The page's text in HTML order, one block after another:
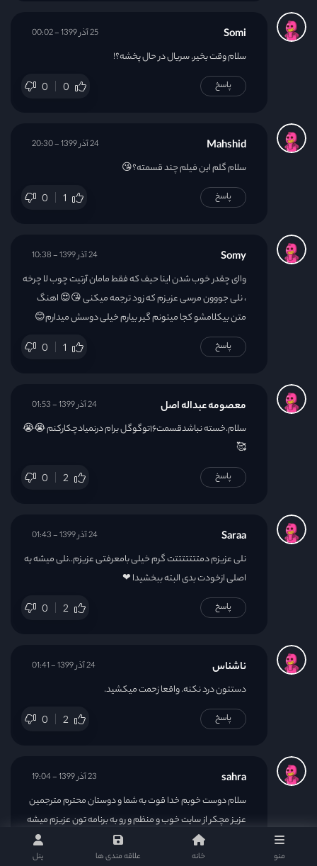
Somi
سلام وقت بخیر. سریال در حال پخشه؟!
0 0
25 آذر 1399 - 00:02
پاسخ
Mahshid
سلام گلم این فیلم چند قسمته؟😘
0 1
24 آذر 1399 - 20:30
پاسخ
Somy
واای چقدر خوب شدن اینا حیف که فقط مامان آرتیت چوب لا چرخه
، نلی جووون مرسی عزیزم که زود ترجمه میکنی 😘😍 اهنگ
متن بیکلامشو کجا میتونم گیر بیارم خیلی دوسش میدارم😊
0 1
24 آذر 1399 - 10:38
پاسخ
معصومه عبداله اصل
سلام.خسته نباشدقسمت۱۶توگوگل برام درنمیادچکارکنم 😭😭
🥰
0 2
24 آذر 1399 - 01:53
پاسخ
Saraa
نلی عزیزم دمتتتتتتتت گرم خیلی بامعرفتی عزیزم..نلی میشه یه
اصلی ازخودت بدی البته ببخشیدا ❤
0 2
24 آذر 1399 - 01:43
پاسخ
ناشناس
دستتون درد نکنه. واقعا زحمت میکشید.
0 2
24 آذر 1399 - 01:41
پاسخ
sahra
سلام دوست خوبم خدا قوت به شما و دوستان محترم مترجمین
عزیز مچکر از سایت خوب و منظم و رو به برنامه تون عزیزم میشه
میگید این درام چه روزهایی پخش میشه
23 آذر 1399 - 19:04
منو خانه علاقه مندی ها پنل